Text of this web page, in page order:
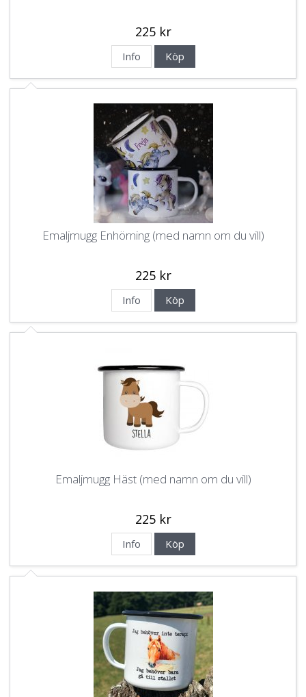
225 kr
Info Köp
Emaljmugg Enhörning (med namn om du vill)
225 kr
Info Köp
Emaljmugg Häst (med namn om du vill)
225 kr
Info Köp